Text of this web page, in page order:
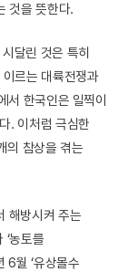
것을 뜻한다.
달린 것은 특히
이르는 대륙전쟁과
서 한국인은 일찍이
. 이처럼 극심한
의 참상을 겪는
해방시켜 주는
농토를
6월 ‘유상몰수